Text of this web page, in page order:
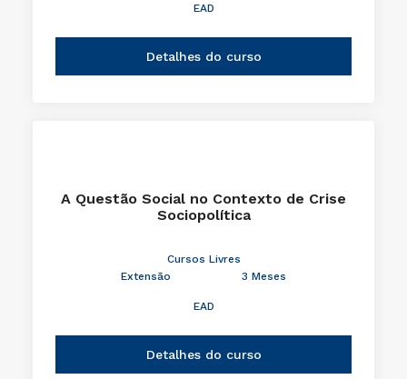
EAD
Detalhes do curso
A Questão Social no Contexto de Crise
Sociopolítica
Cursos Livres
Extensão
3 Meses
EAD
Detalhes do curso